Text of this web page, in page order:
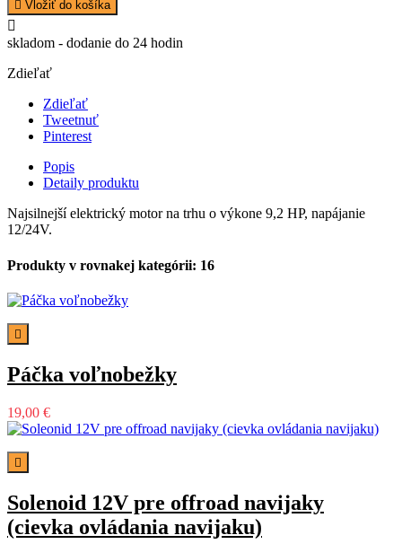
 Vložiť do košíka

skladom - dodanie do 24 hodin
Zdieľať
Zdieľať
Tweetnuť
Pinterest
Popis
Detaily produktu
Najsilnejší elektrický motor na trhu o výkone 9,2 HP, napájanie
12/24V.
Produkty v rovnakej kategórii: 16

Páčka voľnobežky
19,00 €

Solenoid 12V pre offroad navijaky
(cievka ovládania navijaku)